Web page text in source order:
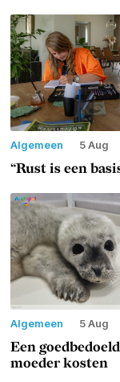
Algemeen 5 Aug
“Rust is een
Algemeen 5 Aug
Een
moeder kosten